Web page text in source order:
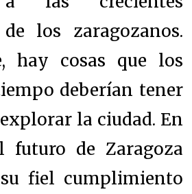
de los zaragozanos.
hay cosas que los
deberían tener
la ciudad. En
futuro de Zaragoza
fiel cumplimiento